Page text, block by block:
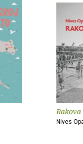
Rakova
Nives